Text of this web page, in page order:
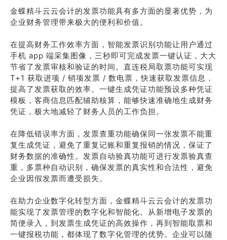
金蝶精斗云云会计的发票功能具有多方面的显著优势，为
企业财务管理带来极大的便利和价值。
在提高财务工作效率方面，智能发票识别功能让用户通过
手机 app 端采集图像，三秒即可完成发票一键认证，大大
节省了发票审核和验证的时间。直连税局取票功能可实现
T+1 获取进项 / 销项发票 / 数电票，快速获取发票信息，
提高了发票获取的效率。一键生成凭证功能预设多种凭证
模板，客商信息匹配辅助核算，能够快速准确地生成财务
凭证，极大地减轻了财务人员的工作负担。
在降低错误率方面，发票查重功能确保同一张发票不能重
复生成凭证，避免了重复记账和重复报销的情况，保证了
财务数据的准确性。发票自动验真功能可进行发票验真查
重，多票种自动识别，确保发票的真实性和合法性，避免
企业因假发票而遭受损失。
在助力企业数字化转型方面，金蝶精斗云云会计的发票功
能实现了发票管理的数字化和智能化。从新增电子发票的
简便录入，到发票生成凭证的高效操作，再到智能取票和
一键报税功能，都体现了数字化管理的优势。企业可以随